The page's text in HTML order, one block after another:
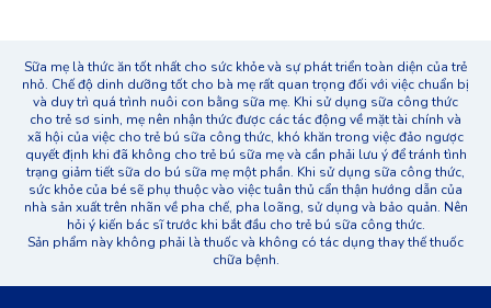
Sữa mẹ là thức ăn tốt nhất cho sức khỏe và sự phát triển toàn diện của trẻ
nhỏ. Chế độ dinh dưỡng tốt cho bà mẹ rất quan trọng đối với việc chuẩn bị
và duy trì quá trình nuôi con bằng sữa mẹ. Khi sử dụng sữa công thức
cho trẻ sơ sinh, mẹ nên nhận thức được các tác động về mặt tài chính và
xã hội của việc cho trẻ bú sữa công thức, khó khăn trong việc đảo ngược
quyết định khi đã không cho trẻ bú sữa mẹ và cần phải lưu ý để tránh tình
trạng giảm tiết sữa do bú sữa mẹ một phần. Khi sử dụng sữa công thức,
sức khỏe của bé sẽ phụ thuộc vào việc tuân thủ cẩn thận hướng dẫn của
nhà sản xuất trên nhãn về pha chế, pha loãng, sử dụng và bảo quản. Nên
hỏi ý kiến bác sĩ trước khi bắt đầu cho trẻ bú sữa công thức.
Sản phẩm này không phải là thuốc và không có tác dụng thay thế thuốc
chữa bệnh.